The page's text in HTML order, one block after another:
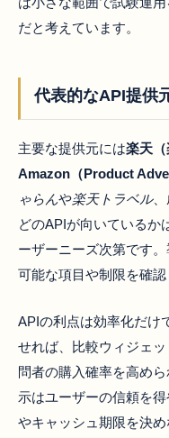
だと考えています。
代表的なAPI提供
主要な提供元には楽天（
Amazon（Product
ゃらんや楽天トラベル、
どのAPIが向いているか
ーザーニーズ次第です
可能な項目や制限を確認
APIの利点は効率化だけ
せれば、比較ウィジェ
問者の購入確率を高め
示はユーザーの信頼を
やキャッシュ期限を決